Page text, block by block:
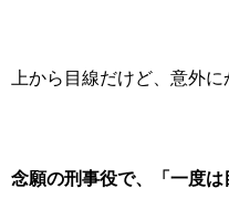
上から目線だけど、意外
念願の刑事役で、「一度